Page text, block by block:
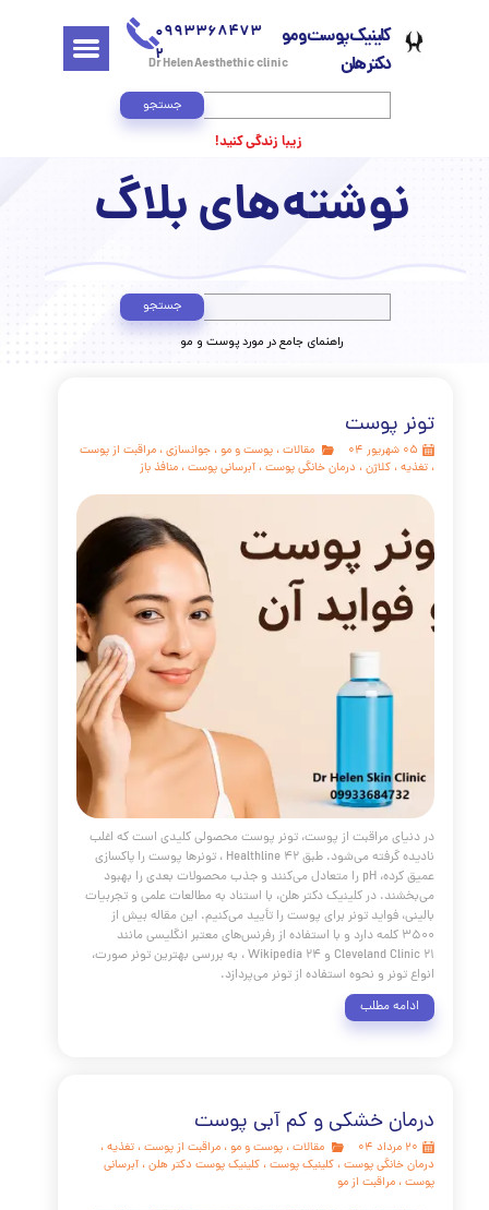
Dr Helen Aesthethic clinic
کلینیک پوست و مو 0993368473
2
جستجو
بلاگ
​راهنمای جامع در مورد پوست و مو
پوست
مقالات،پوست و مو جوانسازی،مراقبت از پوست
،درمان خانگی پوست منافذ باز
مراقبت از پوست، تونر پوست محصولی کلیدی است که اغلب
فواید تونر برای پوست را تأیید می‌کنیم. این مقاله بیش از
۳۵۰۰ کلمه دارد و با استفاده از رفرنس‌های معتبر انگلیسی مانند
Cleveland Clinic 21 و Wikipedia 24 ، به بررسی بهترین تونر صورت،
و نحوه استفاده از تونر می‌پردازد.